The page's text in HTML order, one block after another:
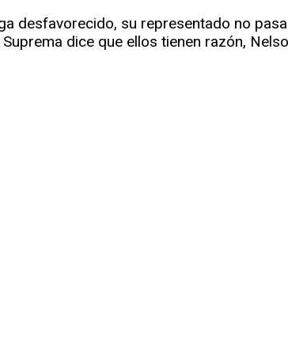
desfavorecido, su representado no
dice que ellos tienen razón,